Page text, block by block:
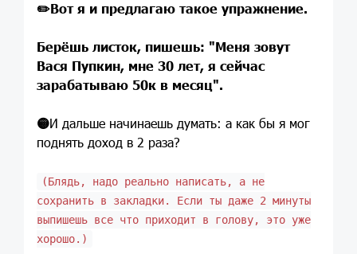
✏️Вот я и предлагаю такое упражнение.
Берёшь листок, пишешь: "Меня зовут
Вася Пупкин, мне 30 лет, я сейчас
зарабатываю 50к в месяц".
🟡И дальше начинаешь думать: а как бы я мог
поднять доход в 2 раза?
(Блядь, надо реально написать, а не
сохранить в закладки. Если ты даже 2 минуты
выпишешь все что приходит в голову, это уже
хорошо.)